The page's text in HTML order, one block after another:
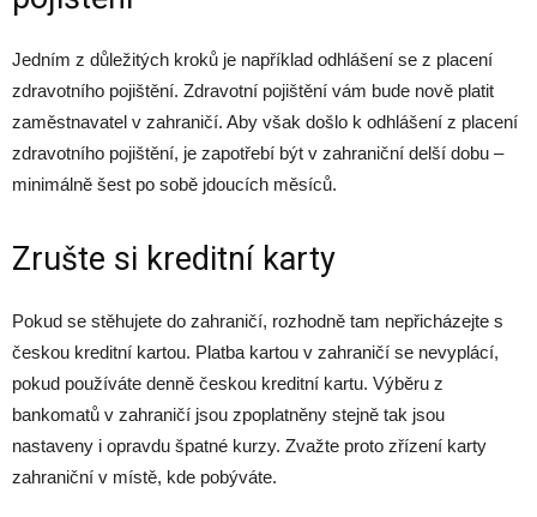
Jedním z důležitých kroků je například odhlášení se z placení
zdravotního pojištění. Zdravotní pojištění vám bude nově platit
zaměstnavatel v zahraničí. Aby však došlo k odhlášení z placení
zdravotního pojištění, je zapotřebí být v zahraniční delší dobu –
minimálně šest po sobě jdoucích měsíců.
Zrušte si kreditní karty
Pokud se stěhujete do zahraničí, rozhodně tam nepřicházejte s
českou kreditní kartou. Platba kartou v zahraničí se nevyplácí,
pokud používáte denně českou kreditní kartu. Výběru z
bankomatů v zahraničí jsou zpoplatněny stejně tak jsou
nastaveny i opravdu špatné kurzy. Zvažte proto zřízení karty
zahraniční v místě, kde pobýváte.